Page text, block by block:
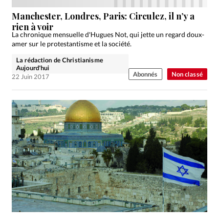
Non classé
Manchester, Londres, Paris: Circulez, il n’y a
rien à voir
La chronique mensuelle d'Hugues Not, qui jette un regard doux-
amer sur le protestantisme et la société.
La rédaction de Christianisme
Aujourd'hui
22 Juin 2017
Abonnés